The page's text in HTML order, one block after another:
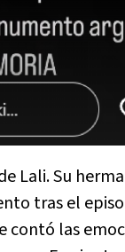
Lali. Su
tras el
contó las